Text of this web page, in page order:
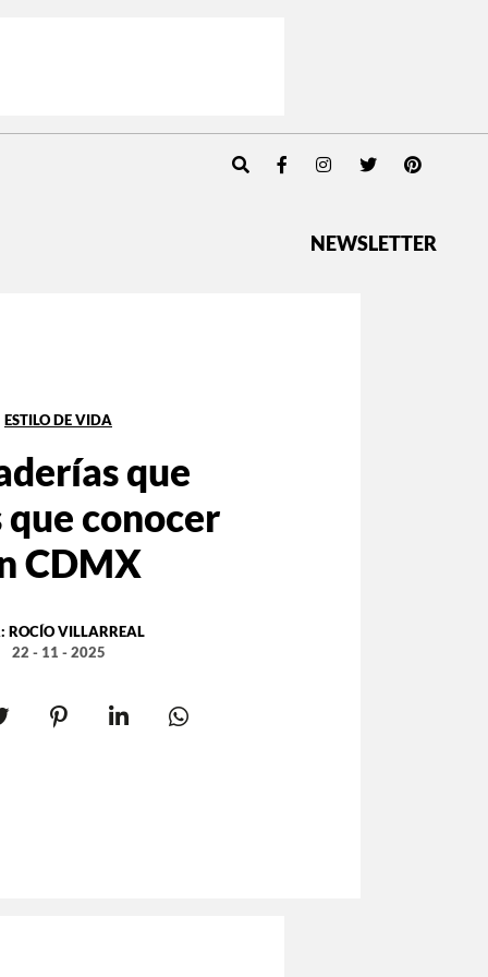
NEWSLETTER
ESTILO DE VIDA
que
conocer
CDMX
ROCÍO VILLARREAL
22 - 11 - 2025